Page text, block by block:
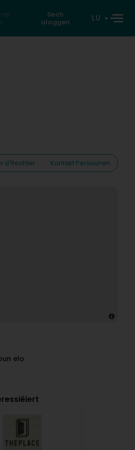
Sech
aloggen
LU
d'Rechter
Kontakt Persounen
elo